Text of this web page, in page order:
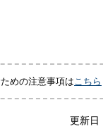
めの注意事項はこちら
更新日